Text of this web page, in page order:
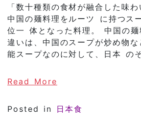
「数十種類の食材が融合した味
中国の麺料理をルーツ に持つス
位一 体となった料理。 中国の
違いは、中国のスープが炒め物
能スープなのに対して、日本
Read More
Posted in 日本食